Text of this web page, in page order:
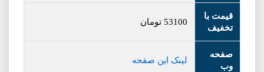
قیمت با
تخفیف
53100 تومان
صفحه
وب
لینک این صفحه